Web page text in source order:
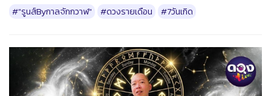
#"รูนส์Byกาลจักกวาฬ" #ดวงรายเดือน #7วันเกิด